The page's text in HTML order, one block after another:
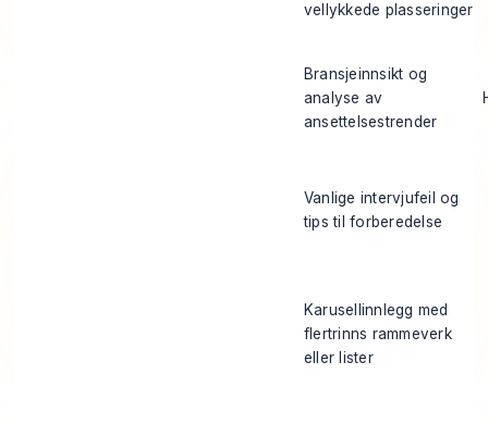
vellykkede plasseringer
Bransjeinnsikt og
analyse av
ansettelsestrender
Vanlige intervjufeil og
tips til forberedelse
Karusellinnlegg med
flertrinns rammeverk
eller lister